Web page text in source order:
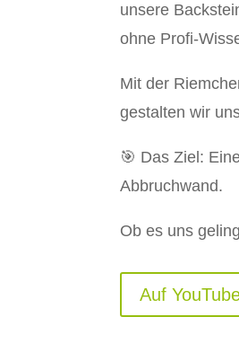
unsere
ohne Profi-
Mit der
gestalten wir
🎯 Das Ziel:
Abbruchwand.
Ob es uns
Auf